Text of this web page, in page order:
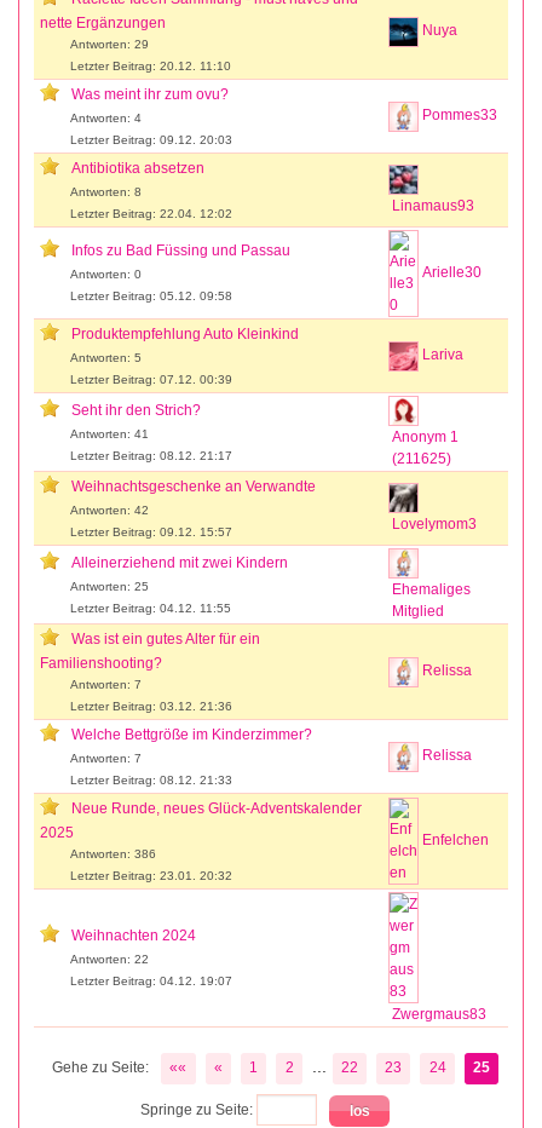
nette Ergänzungen
Antworten: 29
Letzter Beitrag: 20.12. 11:10
Nuya
Was meint ihr zum ovu?
Antworten: 4
Letzter Beitrag: 09.12. 20:03
Pommes33
Antibiotika absetzen
Antworten: 8
Letzter Beitrag: 22.04. 12:02
Linamaus93
Infos zu Bad Füssing und Passau
Antworten: 0
Letzter Beitrag: 05.12. 09:58
Arielle30
Produktempfehlung Auto Kleinkind
Antworten: 5
Letzter Beitrag: 07.12. 00:39
Lariva
Seht ihr den Strich?
Antworten: 41
Letzter Beitrag: 08.12. 21:17
Anonym 1
(211625)
Weihnachtsgeschenke an Verwandte
Antworten: 42
Letzter Beitrag: 09.12. 15:57
Lovelymom3
Alleinerziehend mit zwei Kindern
Antworten: 25
Letzter Beitrag: 04.12. 11:55
Ehemaliges
Mitglied
Was ist ein gutes Alter für ein
Familienshooting?
Antworten: 7
Letzter Beitrag: 03.12. 21:36
Relissa
Welche Bettgröße im Kinderzimmer?
Antworten: 7
Letzter Beitrag: 08.12. 21:33
Relissa
Neue Runde, neues Glück-Adventskalender
2025
Antworten: 386
Letzter Beitrag: 23.01. 20:32
Enfelchen
Weihnachten 2024
Antworten: 22
Letzter Beitrag: 04.12. 19:07
Zwergmaus83
Gehe zu Seite: «« « 1 2 22 23 24 25
Springe zu Seite: